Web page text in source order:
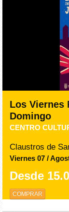
Los Viernes
Domingo
CENTRO
Claustros de
Viernes 07 /
Desde
COMPRAR